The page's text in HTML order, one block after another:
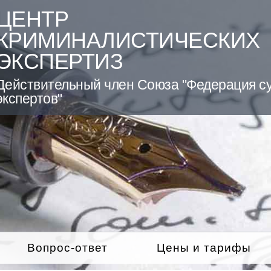
член Союза "Федерация
Вопрос-ответ Цены и тарифы